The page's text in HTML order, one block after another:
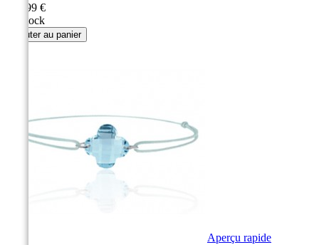
109,99 €
En stock
Ajouter au panier
Aperçu rapide